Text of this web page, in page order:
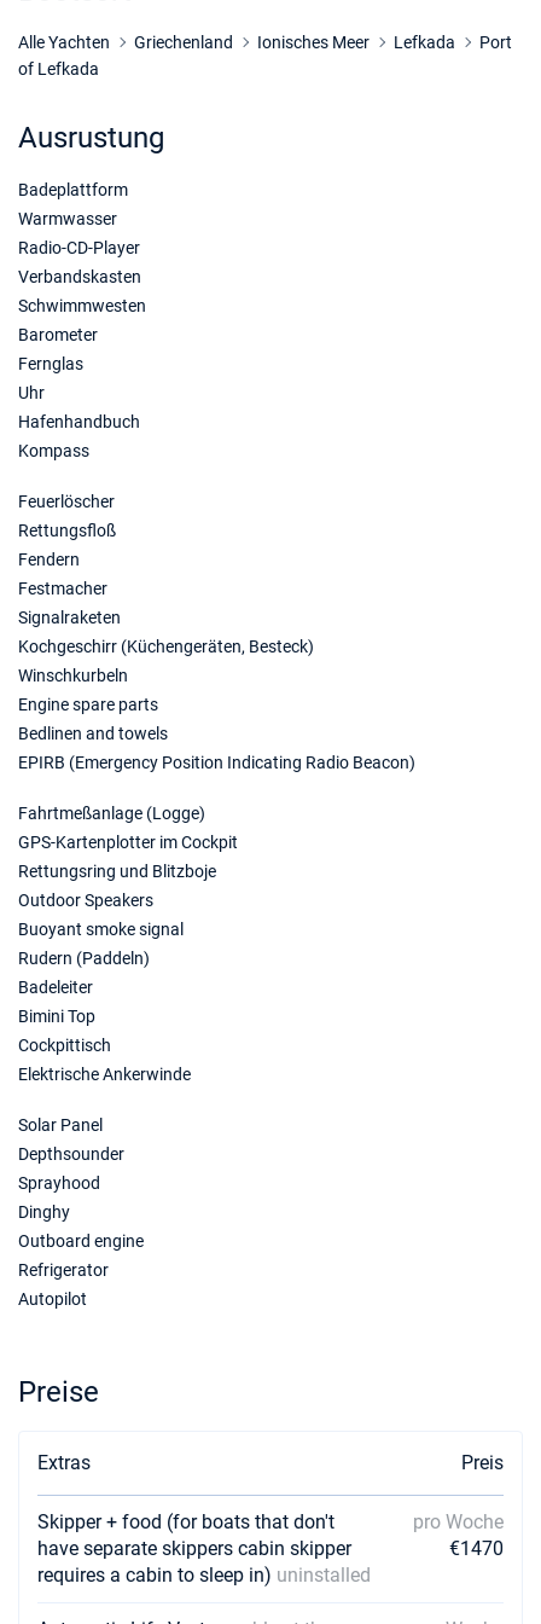
Buchen Sie diese Yacht
Alle Yachten Griechenland Ionisches Meer Lefkada
Port
of Lefkada
Ausrustung
Badeplattform
Warmwasser
Radio-CD-Player
Verbandskasten
Schwimmwesten
Barometer
Fernglas
Uhr
Hafenhandbuch
Kompass
Feuerlöscher
Rettungsfloß
Fendern
Festmacher
Signalraketen
Kochgeschirr (Küchengeräten, Besteck)
Winschkurbeln
Engine spare parts
Bedlinen and towels
EPIRB (Emergency Position Indicating Radio Beacon)
Fahrtmeßanlage (Logge)
GPS-Kartenplotter im Cockpit
Rettungsring und Blitzboje
Outdoor Speakers
Buoyant smoke signal
Rudern (Paddeln)
Badeleiter
Bimini Top
Cockpittisch
Elektrische Ankerwinde
Solar Panel
Depthsounder
Sprayhood
Dinghy
Outboard engine
Refrigerator
Autopilot
Preise
Extras Preis
Skipper + food (for boats that don't
have separate skippers cabin skipper
requires a cabin to sleep in) uninstalled
pro Woche
€1470